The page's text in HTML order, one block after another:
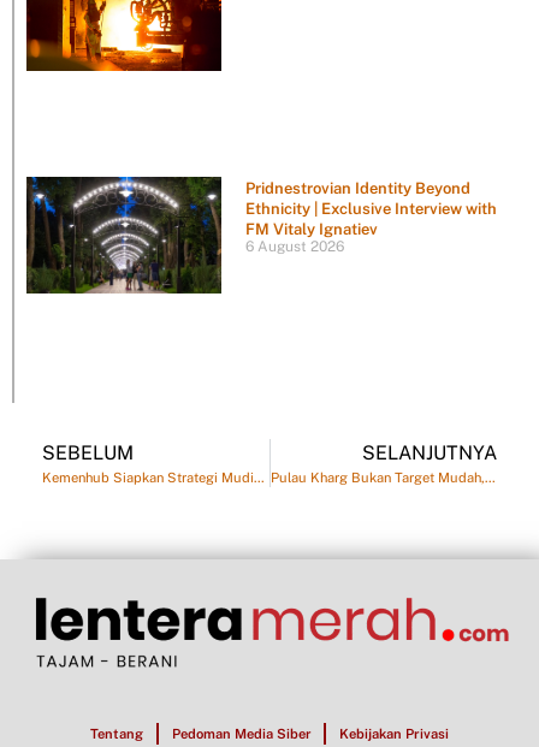
Pridnestrovian Identity Beyond
Ethnicity | Exclusive Interview with
FM Vitaly Ignatiev
6 August 2026
SEBELUM
Kemenhub Siapkan Strategi Mudik 2026: Motis Gratis, 177 Rest Area, hingga 35 Kapal di Gilimanuk
SELANJUTNYA
Pulau Kharg Bukan Target Mudah, Analis Ingatkan Risiko Besar bagi AS
Tentang Pedoman Media Siber Kebijakan Privasi